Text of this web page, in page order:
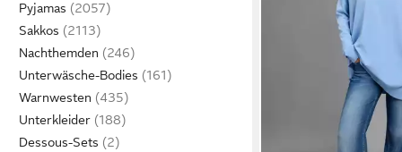
Pyjamas
Sakkos
Nachthemden
Unterwäsche-Bodies
Warnwesten
Unterkleider
Dessous-Sets